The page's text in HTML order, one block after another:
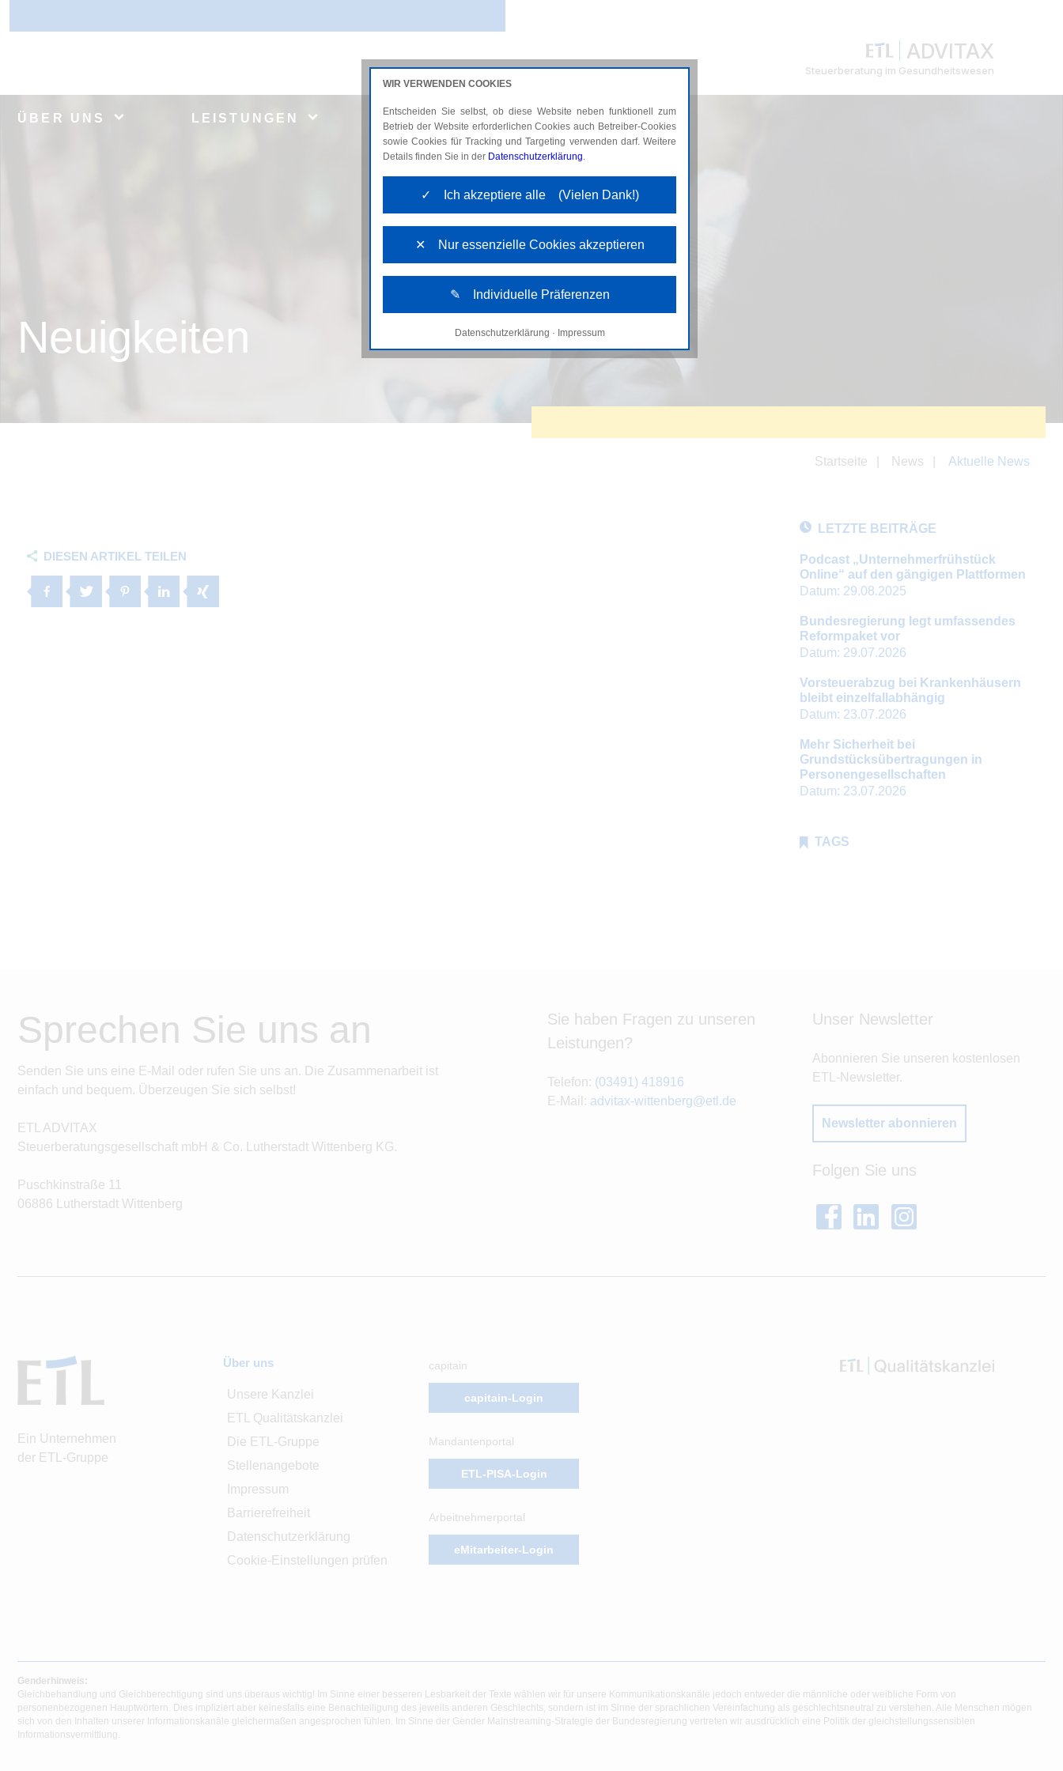
ADVITAX
Steuerberatung im Gesundheitswesen
ÜBER UNS LEISTUNGEN AKTUELLES KARRIERE
Neuigkeiten
Startseite News Aktuelle News
DIESEN ARTIKEL TEILEN
LETZTE BEITRÄGE
Podcast „Unternehmerfrühstück
Online“ auf den gängigen Plattformen
Datum: 29.08.2025
Bundesregierung legt umfassendes
Reformpaket vor
Datum: 29.07.2026
Vorsteuerabzug bei Krankenhäusern
bleibt einzelfallabhängig
Datum: 23.07.2026
Mehr Sicherheit bei
Grundstücksübertragungen in
Personengesellschaften
Datum: 23.07.2026
TAGS
Sprechen Sie uns an
Senden Sie uns eine E-Mail oder rufen Sie uns an. Die Zusammenarbeit ist
einfach und bequem. Überzeugen Sie sich selbst!
ETL ADVITAX
Steuerberatungsgesellschaft mbH & Co. Lutherstadt Wittenberg KG.
Puschkinstraße 11
06886 Lutherstadt Wittenberg
Sie haben Fragen zu unseren
Leistungen?
Telefon: (03491) 418916
E-Mail: advitax-wittenberg@etl.de
Unser Newsletter
Abonnieren Sie unseren kostenlosen
ETL-Newsletter.
Newsletter abonnieren
Folgen Sie uns
Ein Unternehmen
der ETL-Gruppe
Über uns
Unsere Kanzlei
ETL Qualitätskanzlei
Die ETL-Gruppe
Stellenangebote
Impressum
Barrierefreiheit
Datenschutzerklärung
Cookie-Einstellungen prüfen
capitain
capitain-Login
Mandantenportal
ETL-PISA-Login
Arbeitnehmerportal
eMitarbeiter-Login
Genderhinweis:
Gleichbehandlung und Gleichberechtigung sind uns überaus wichtig! Im Sinne einer besseren Lesbarkeit der Texte wählen wir für unsere Kommunikationskanäle jedoch entweder die männliche oder weibliche Form von
personenbezogenen Hauptwörtern. Dies impliziert aber keinesfalls eine Benachteiligung des jeweils anderen Geschlechts, sondern ist im Sinne der sprachlichen Vereinfachung als geschlechtsneutral zu verstehen. Alle Menschen mögen
sich von den Inhalten unserer Informationskanäle gleichermaßen angesprochen fühlen. Im Sinne der Gender Mainstreaming-Strategie der Bundesregierung vertreten wir ausdrücklich eine Politik der gleichstellungssensiblen
Informationsvermittlung.
WIR VERWENDEN COOKIES
Entscheiden Sie selbst, ob diese Website neben funktionell zum
Betrieb der Website erforderlichen Cookies auch Betreiber-Cookies
sowie Cookies für Tracking und Targeting verwenden darf. Weitere
Details finden Sie in der Datenschutzerklärung.
✓ Ich akzeptiere alle (Vielen Dank!)
✕ Nur essenzielle Cookies akzeptieren
✎ Individuelle Präferenzen
Notwendige Cookies
Datenschutzerklärung · Impressum